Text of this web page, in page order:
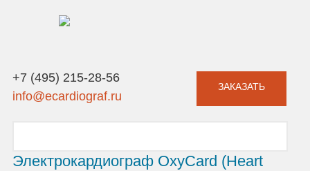
+7 (495) 215-28-56
info@ecardiograf.ru
ЗАКАЗАТЬ
Электрокардиограф OxyCard (Heart